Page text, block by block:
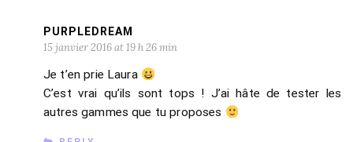
PURPLEDREAM
15 janvier 2016 at 19 h 26 min
Je t’en prie Laura
C’est vrai qu’ils sont tops ! J’ai hâte de tester les
autres gammes que tu proposes